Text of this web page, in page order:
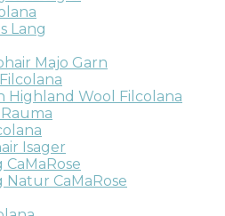
Lang
Majo Garn
Highland Wool Filcolana
Isager
CaMaRose